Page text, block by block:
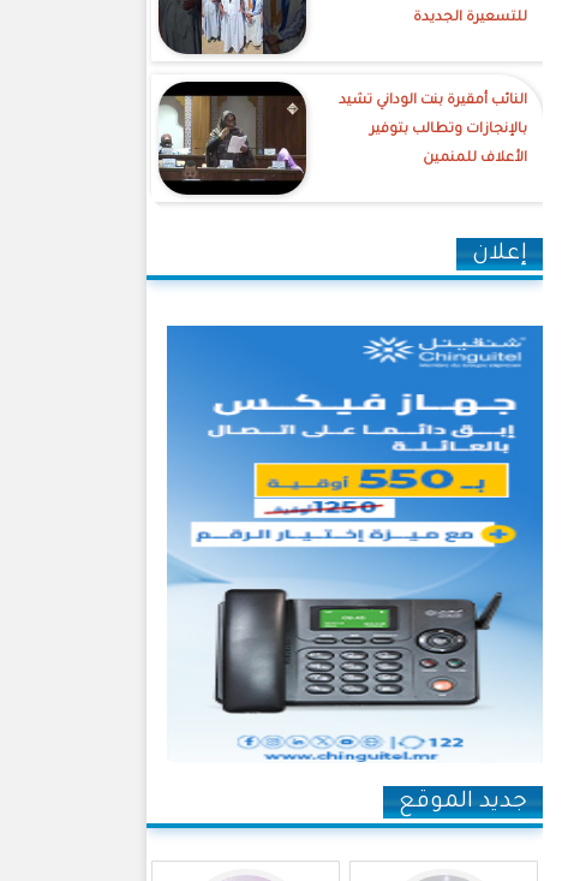
للتسعيرة الجديدة
النائب أمقيرة بنت الوداني تشيد
بالإنجازات وتطالب بتوفير
الأعلاف للمنمين
إعلان
جديد الموقع